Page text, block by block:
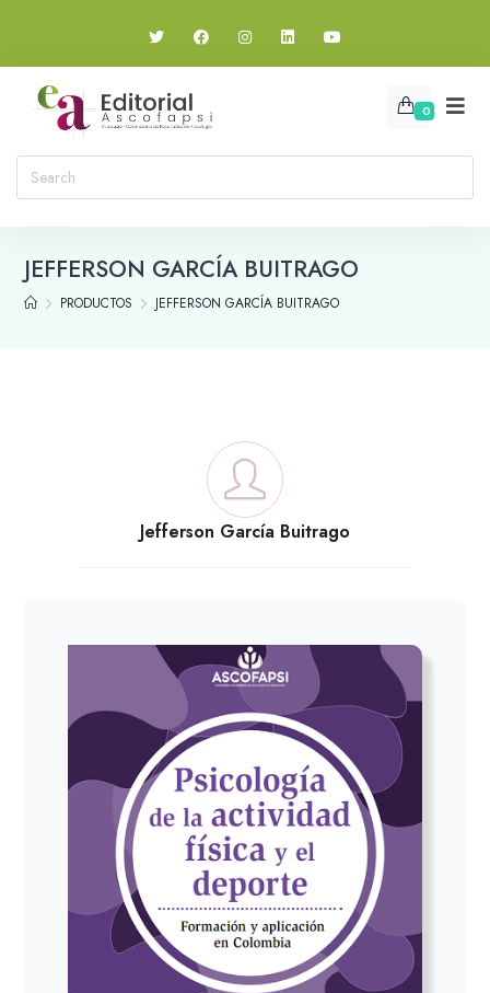
0
JEFFERSON GARCÍA BUITRAGO
PRODUCTOS JEFFERSON GARCÍA BUITRAGO
Jefferson García Buitrago